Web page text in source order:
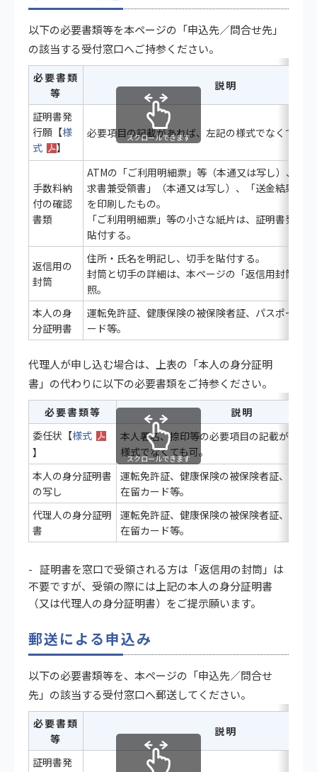
以下の必要書類等を本ページの「申込先／問合せ先」
の該当する受付窓口へご持参ください。
必要書類
等
説明
証明書発
行願【様
式
】
必要項目の記載があれば、左記の様式でなくても可
手数料納
付の確認
書類
ATMの「ご利用明細票」等（本通又は写し）、「
求書兼受領書」（本通又は写し）、「送金結果確
を印刷したもの。
「ご利用明細票」等の小さな紙片は、証明書発行
貼付する。
返信用の
封筒
住所・氏名を明記し、切手を貼付する。
封筒と切手の詳細は、本ページの「返信用封筒と
照。
本人の身
分証明書
運転免許証、健康保険の被保険者証、パスポート
ード等。
スクロールできます
代理人が申し込む場合は、上表の「本人の身分証明
書」の代わりに以下の必要書類をご持参ください。
必要書類等
説明
委任状【様式
】
本人署名、捺印等の必要項目の記載があれ
様式でなくても可。
本人の身分証明書
の写し
運転免許証、健康保険の被保険者証、パス
在留カード等。
代理人の身分証明
書
運転免許証、健康保険の被保険者証、パス
在留カード等。
スクロールできます
証明書を窓口で受領される方は「返信用の封筒」は
不要ですが、受領の際には上記の本人の身分証明書
（又は代理人の身分証明書）をご提示願います。
郵送による申込み
以下の必要書類等を、本ページの「申込先／問合せ
先」の該当する受付窓口へ郵送してください。
必要書類
等
説明
証明書発